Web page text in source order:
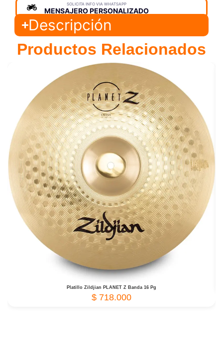
SOLICITA INFO VIA WHATSAPP
MENSAJERO PERSONALIZADO
Descripción
Productos Relacionados
Platillo Zildjian PLANET Z Banda 16 Pg
$ 718.000